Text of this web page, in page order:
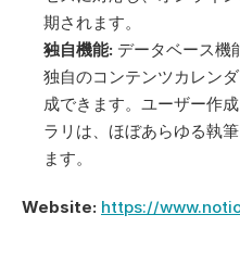
期されます。
独自機能: データベース機
独自のコンテンツカレン
成できます。ユーザー作
ラリは、ほぼあらゆる執
ます。
Website: https://